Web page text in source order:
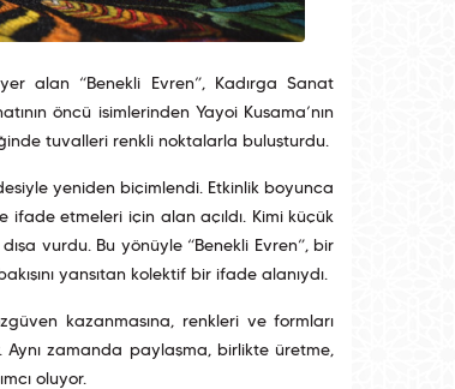
alan “Benekli Evren”, Kadırga Sanat
öncü isimlerinden Yayoi Kusama’nın
tuvalleri renkli noktalarla buluşturdu.
yeniden biçimlendi. Etkinlik boyunca
etmeleri için alan açıldı. Kimi küçük
vurdu. Bu yönüyle “Benekli Evren”, bir
yansıtan kolektif bir ifade alanıydı.
kazanmasına, renkleri ve formları
Aynı zamanda paylaşma, birlikte üretme,
oluyor.